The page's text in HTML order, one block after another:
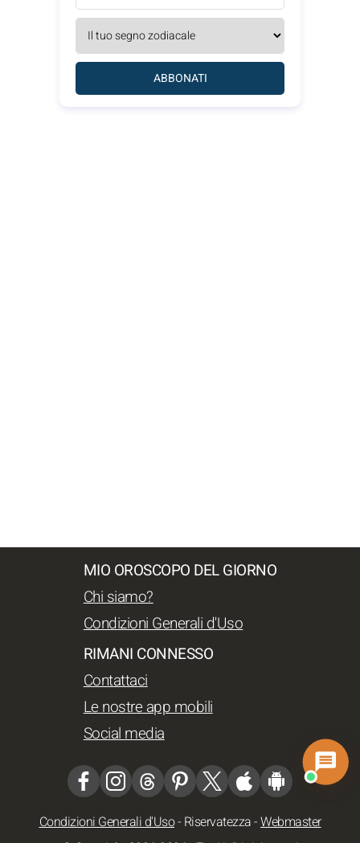
ABBONATI
MIO OROSCOPO DEL GIORNO
Chi siamo?
Condizioni Generali d'Uso
RIMANI CONNESSO
Contattaci
Le nostre app mobili
Social media
Condizioni Generali d'Uso- Riservatezza-Webmaster